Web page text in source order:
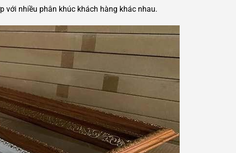
với nhiều phân khúc khách hàng khác nhau.